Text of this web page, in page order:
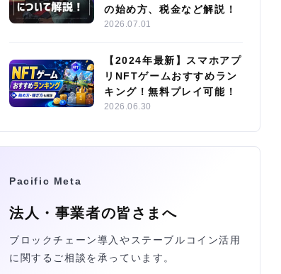
の始め方、税金など解説！
2026.07.01
【2024年最新】スマホアプ
リNFTゲームおすすめラン
キング！無料プレイ可能！
2026.06.30
Pacific Meta
法人・事業者の皆さまへ
ブロックチェーン導入やステーブルコイン活用
に関するご相談を承っています。